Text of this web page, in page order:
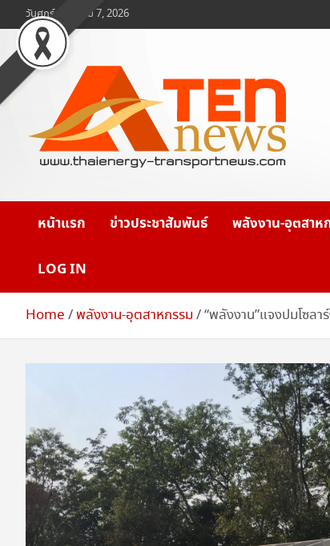
to
content
วันศุกร์, สิงหาคม 7, 2026
www.ten-
หน้าแรก ข่าวประชาสัมพันธ์ พลังงาน-อุตสาห
LOG IN
Home พลังงาน-อุตสาหกรรม “พลังงาน”แจงปมโซล